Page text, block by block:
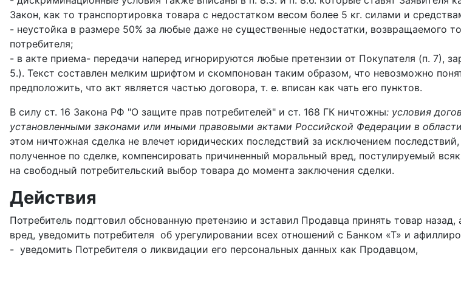
Закон, как то транспортировка товара с недостатком весом более 5 кг. силами и
- неустойка в размере 50% за любые даже не существенные недостатки, возвращаемого
потребителя;
- в акте приема- передачи наперед игнорируются любые претензии от Покупателя (п. 7),
5.). Текст составлен мелким шрифтом и скомпонован таким образом, что невозможно
предположить, что акт является частью договора, т. е. вписан как чать его пунктов.
В силу ст. 16 Закона РФ "О защите прав потребителей" и ст. 168 ГК ничтожны: условия
установленными законами или иными правовыми актами Российской Федерации в
этом ничтожная сделка не влечет юридических последствий за исключением
полученное по сделке, компенсировать причиненный моральный вред, постулируемый
на свободный потребительский выбор товара до момента заключения сделки.
Действия
Потребитель подгтовил обснованную претензию и зставил Продавца принять товар
вред, уведомить потребителя об урегулировании всех отношений с Банком «Т» и
- уведомить Потребителя о ликвидации его персональных данных как Продавцом,